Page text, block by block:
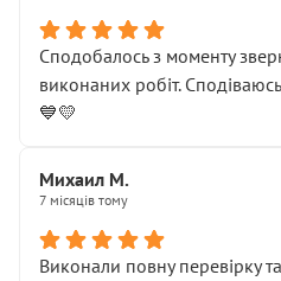
Сподобалось з моменту
виконаних робіт.
💙💛
Михаил М.
7 місяців тому
Виконали повну перевірку